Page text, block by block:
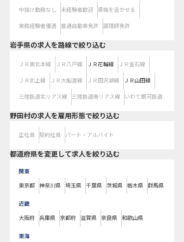
中抜け勤務なし 未経験者歓迎 資格を活かせる
実務経験者優遇 普通自動車免許 調理師免許
岩手県の求人を路線で絞り込む
ＪＲ東北本線 ＪＲ八戸線 ＪＲ花輪線 ＪＲ釜石線
ＪＲ北上線 ＪＲ大船渡線 ＪＲ田沢湖線 ＪＲ山田線
三陸鉄道北リアス線 三陸鉄道南リアス線 いわて銀河鉄道
野田村の求人を雇用形態で絞り込む
正社員 契約社員 パート・アルバイト
都道府県を変更して求人を絞り込む
関東
東京都 神奈川県 埼玉県 千葉県 茨城県 栃木県 群馬県
近畿
大阪府 兵庫県 京都府 滋賀県 奈良県 和歌山県
東海